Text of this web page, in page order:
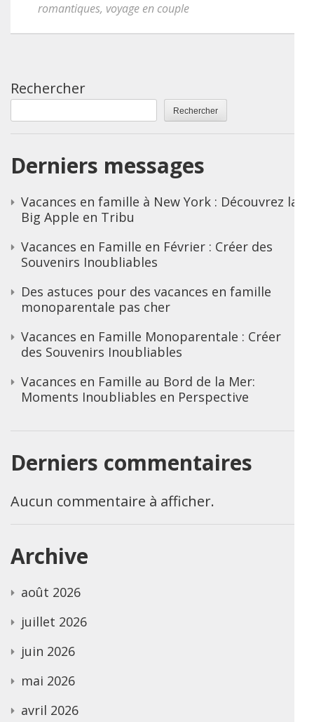
romantiques, voyage en couple
Rechercher
Rechercher
Derniers messages
Vacances en famille à New York : Découvrez la
Big Apple en Tribu
Vacances en Famille en Février : Créer des
Souvenirs Inoubliables
Des astuces pour des vacances en famille
monoparentale pas cher
Vacances en Famille Monoparentale : Créer
des Souvenirs Inoubliables
Vacances en Famille au Bord de la Mer:
Moments Inoubliables en Perspective
Derniers commentaires
Aucun commentaire à afficher.
Archive
août 2026
juillet 2026
juin 2026
mai 2026
avril 2026